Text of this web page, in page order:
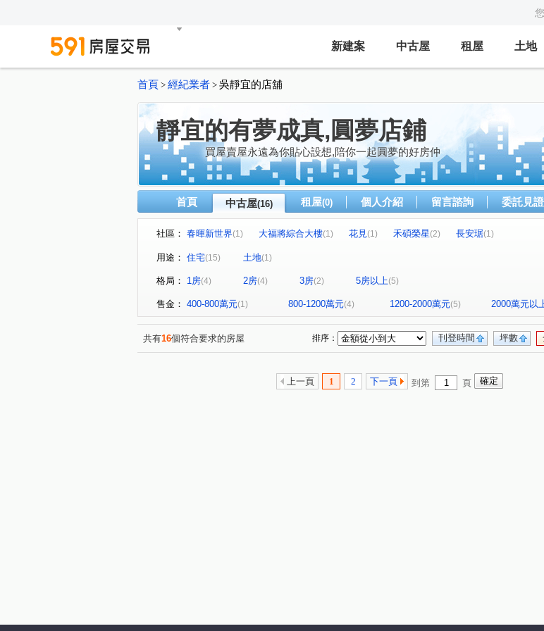
新建案 中古屋 租屋 土地
首頁 > 經紀業者 > 吳靜宜的店舖
靜宜的有夢成真,圓夢店鋪
買屋賣屋永遠為你貼心設想,陪你一起圓夢的好房仲
首頁 中古屋(16) 租屋(0) 個人介紹 留言諮詢 委託見證
社區： 春暉新世界(1) 大福將綜合大樓(1) 花見(1) 禾碩榮星(2) 長安琚(1)
林森觀光大廈 (1)
長安東路一段 (2) (2) 林森北路(2) 中山北路二段
延平北路二段(1) 向陽路(1)
用途： 住宅(15) 土地(1)
格局： 1房(4) 2房(4) 3房(2) 5房以上(5)
售金： 400-800萬元(1) 800-1200萬元(4) 1200-2000萬元(5) 2000萬元以
共有16個符合要求的房屋 坪數
刊登時間
排序：
上一頁 1 2 下一頁 到第 頁